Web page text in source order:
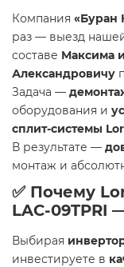
Компания «Буран
раз — выезд
составе Максима
Александровичу
Задача —
оборудования и
сплит-системы
В результате —
монтаж и
✅ Почему
LAC-09TPRI
Выбирая
инвестируете в